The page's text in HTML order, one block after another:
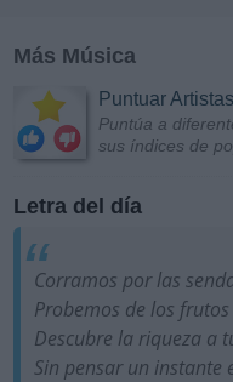
Más Música
Puntuar Artistas
Puntúa a
sus índices de
Letra del día
Corramos por las
Probemos de los
Descubre la riqueza a
Sin pensar un instante